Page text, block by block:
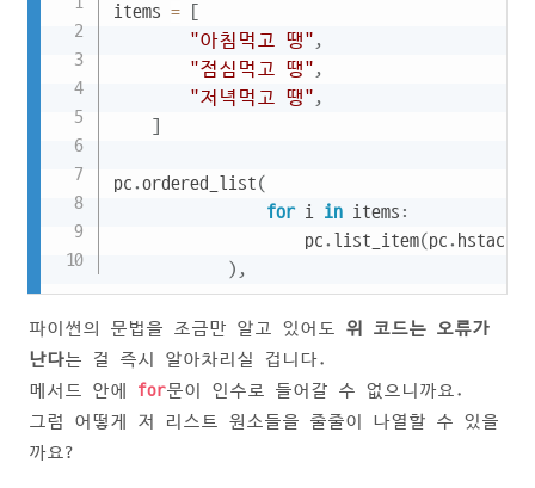
items =
[
"아침먹고 땡" ,
"점심먹고 땡" ,
"저녁먹고 땡" ,
]
pc.ordered_list(
for i in items :
                    pc
. list_item(pc. hstack
) ,
파이썬의 문법을 조금만 알고 있어도 위 코드는 오류가
난다는 걸 즉시 알아차리실 겁니다.
메서드 안에 for문이 인수로 들어갈 수 없으니까요.
그럼 어떻게 저 리스트 원소들을 줄줄이 나열할 수 있을
까요?